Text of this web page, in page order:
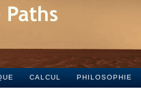
CALCUL PHILOSOPHIE